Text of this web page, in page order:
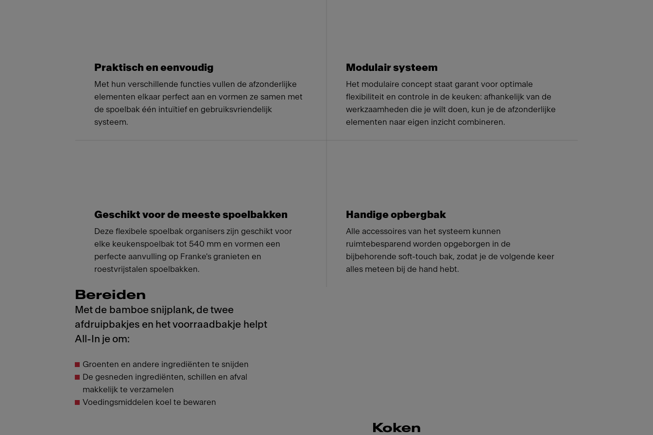
Praktisch en eenvoudig
Met hun verschillende functies vullen de afzonderlijke
elementen elkaar perfect aan en vormen ze samen met
de spoelbak één intuïtief en gebruiksvriendelijk
systeem.
Modulair systeem
Het modulaire concept staat garant voor optimale
flexibiliteit en controle in de keuken: afhankelijk van de
werkzaamheden die je wilt doen, kun je de afzonderlijke
elementen naar eigen inzicht combineren.
Geschikt voor de meeste spoelbakken
Deze flexibele spoelbak organisers zijn geschikt voor
elke keukenspoelbak tot 540 mm en vormen een
perfecte aanvulling op Franke's granieten en
roestvrijstalen spoelbakken.
Handige opbergbak
Alle accessoires van het systeem kunnen
ruimtebesparend worden opgeborgen in de
bijbehorende soft-touch bak, zodat je de volgende keer
alles meteen bij de hand hebt.
Bereiden
Met de bamboe snijplank, de twee
afdruipbakjes en het voorraadbakje helpt
All-In je om:
Groenten en andere ingrediënten te snijden
De gesneden ingrediënten, schillen en afval
makkelijk te verzamelen
Voedingsmiddelen koel te bewaren
Koken